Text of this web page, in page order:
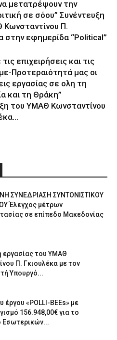
μετατρέψουν την
σε σόου” Συνέντευξη
Π.
στην εφημερίδα “Political”
επιχειρήσεις και τις
Προτεραιότητά μας οι
εργασίας σε ολη τη
και τη Θράκη”
του ΥΜΑΘ Κωνσταντίνου
ΣΥΝΕΔΡΙΑΣΗ ΣΥΝΤΟΝΙΣΤΙΚΟΥ
Έλεγχος μέτρων
σε επίπεδο Μακεδονίας
εργασίας του ΥΜΑΘ
Π. Γκιουλέκα με τον
Υπουργό...
έργου «POLLI-BEEs» με
156.948,00€ για το
Εσωτερικών...